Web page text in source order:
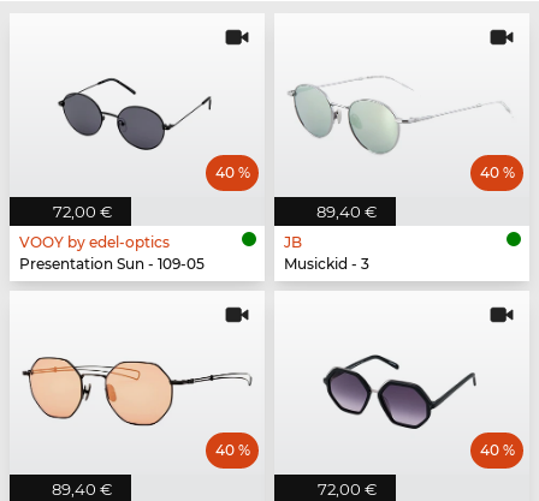
72,00 €
40 %
VOOY by edel-optics
Presentation Sun - 109-05
89,40 €
40 %
JB
Musickid - 3
89,40 €
40 %
72,00 €
40 %